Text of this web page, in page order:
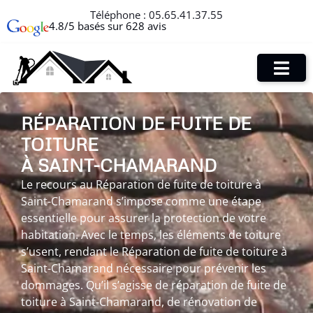
Téléphone : 05.65.41.37.55
4.8/5 basés sur 628 avis
RÉPARATION DE FUITE DE
TOITURE
À SAINT-CHAMARAND
Le recours au Réparation de fuite de toiture à
Saint-Chamarand s’impose comme une étape
essentielle pour assurer la protection de votre
habitation. Avec le temps, les éléments de toiture
s’usent, rendant le Réparation de fuite de toiture à
Saint-Chamarand nécessaire pour prévenir les
dommages. Qu’il s’agisse de réparation de fuite de
toiture à Saint-Chamarand, de rénovation de